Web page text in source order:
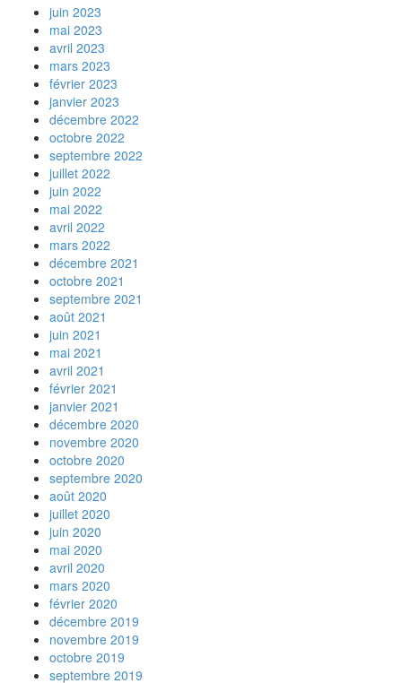
juin 2023
mai 2023
avril 2023
mars 2023
février 2023
janvier 2023
décembre 2022
octobre 2022
septembre 2022
juillet 2022
juin 2022
mai 2022
avril 2022
mars 2022
décembre 2021
octobre 2021
septembre 2021
août 2021
juin 2021
mai 2021
avril 2021
février 2021
janvier 2021
décembre 2020
novembre 2020
octobre 2020
septembre 2020
août 2020
juillet 2020
juin 2020
mai 2020
avril 2020
mars 2020
février 2020
décembre 2019
novembre 2019
octobre 2019
septembre 2019